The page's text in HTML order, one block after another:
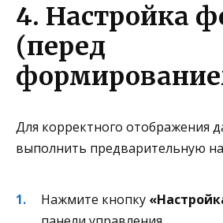
4. Настройка
(перед
Для корректного отображения
выполнить предварительную
Нажмите кнопку